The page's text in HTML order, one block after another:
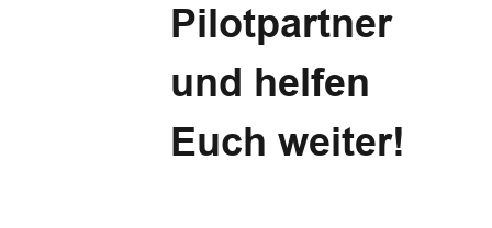
Pilotpartner
und helfen
Euch weiter!